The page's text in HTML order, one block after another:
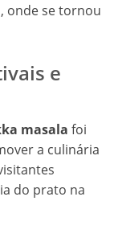
onde se tornou
e
masala foi
a culinária
do prato na